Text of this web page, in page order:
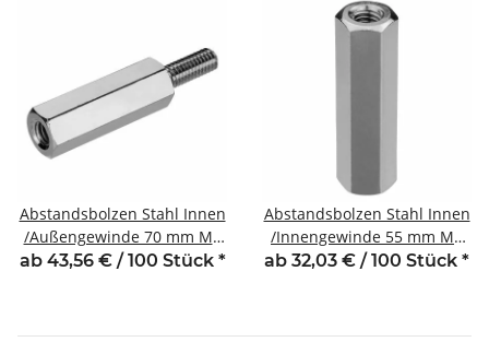
Abstandsbolzen Stahl Innen
/Außengewinde 70 mm M4
SW7 AG 8
ab 43,56 € / 100 Stück *
Abstandsbolzen Stahl Innen
/Innengewinde 55 mm M4
SW7
ab 32,03 € / 100 Stück *